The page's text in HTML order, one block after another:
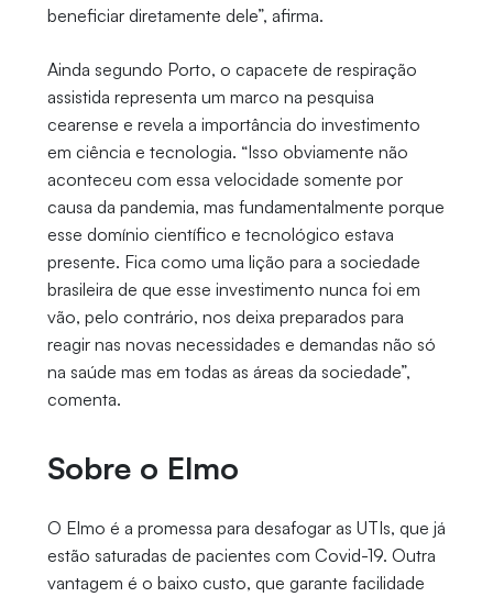
beneficiar diretamente dele”, afirma.
Ainda segundo Porto, o capacete de respiração
assistida representa um marco na pesquisa
cearense e revela a importância do investimento
em ciência e tecnologia. “Isso obviamente não
aconteceu com essa velocidade somente por
causa da pandemia, mas fundamentalmente porque
esse domínio científico e tecnológico estava
presente. Fica como uma lição para a sociedade
brasileira de que esse investimento nunca foi em
vão, pelo contrário, nos deixa preparados para
reagir nas novas necessidades e demandas não só
na saúde mas em todas as áreas da sociedade”,
comenta.
Sobre o Elmo
O Elmo é a promessa para desafogar as UTIs, que já
estão saturadas de pacientes com Covid-19. Outra
vantagem é o baixo custo, que garante facilidade